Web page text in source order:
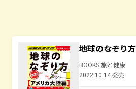
地球のなぞり
BOOKS 旅と健康
2022.10.14 発売